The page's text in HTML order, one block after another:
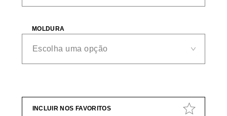
MOLDURA
INCLUIR NOS FAVORITOS